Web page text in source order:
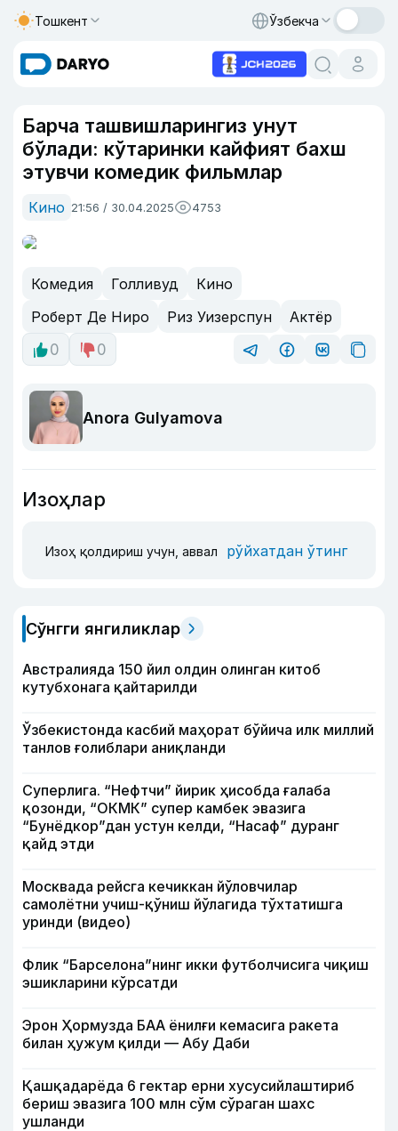
Тошкент Ўзбекча
Барча ташвишларингиз унут
бўлади: кўтаринки кайфият бахш
этувчи комедик фильмлар
Кино 21:56 / 30.04.2025 4753
Комедия Голливуд
Кино
Роберт Де Ниро
Риз Уизерспун
Актёр
0
0
Anora Gulyamova
Изоҳлар
Изоҳ қолдириш учун, аввал рўйхатдан ўтинг
Сўнгги янгиликлар
Австралияда 150 йил олдин олинган китоб
кутубхонага қайтарилди
Ўзбекистонда касбий маҳорат бўйича илк миллий
танлов ғолиблари аниқланди
Суперлига. “Нефтчи” йирик ҳисобда ғалаба
қозонди, “ОКМК” супер камбек эвазига
“Бунёдкор”дан устун келди, “Насаф” дуранг
қайд этди
Москвада рейсга кечиккан йўловчилар
самолётни учиш-қўниш йўлагида тўхтатишга
уринди (видео)
Флик “Барселона”нинг икки футболчисига чиқиш
эшикларини кўрсатди
Эрон Ҳормузда БАА ёнилғи кемасига ракета
билан ҳужум қилди — Абу Даби
Қашқадарёда 6 гектар ерни хусусийлаштириб
бериш эвазига 100 млн сўм сўраган шахс
ушланди